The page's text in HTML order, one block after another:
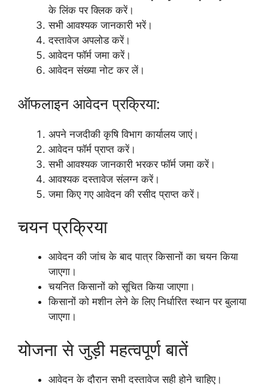
के लिंक पर क्लिक करें।
सभी आवश्यक जानकारी भरें।
दस्तावेज अपलोड करें।
आवेदन फॉर्म जमा करें।
आवेदन संख्या नोट कर लें।
ऑफलाइन आवेदन प्रक्रिया:
अपने नजदीकी कृषि विभाग कार्यालय जाएं।
आवेदन फॉर्म प्राप्त करें।
सभी आवश्यक जानकारी भरकर फॉर्म जमा करें।
आवश्यक दस्तावेज संलग्न करें।
जमा किए गए आवेदन की रसीद प्राप्त करें।
चयन प्रक्रिया
आवेदन की जांच के बाद पात्र किसानों का चयन किया
जाएगा।
चयनित किसानों को सूचित किया जाएगा।
किसानों को मशीन लेने के लिए निर्धारित स्थान पर बुलाया
जाएगा।
योजना से जुड़ी महत्वपूर्ण बातें
आवेदन के दौरान सभी दस्तावेज सही होने चाहिए।